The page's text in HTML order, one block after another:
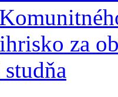
za
studňa